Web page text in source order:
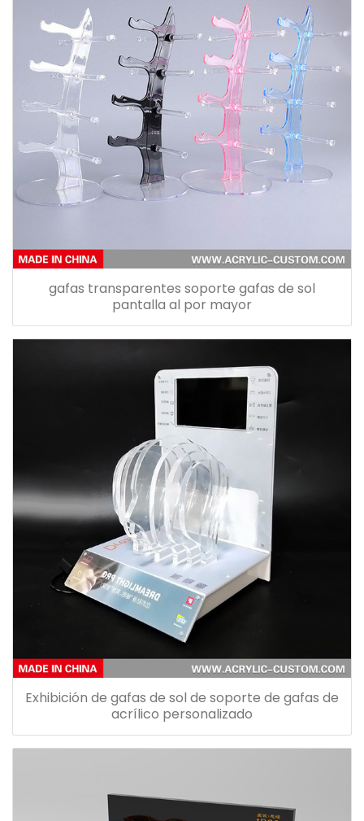
gafas transparentes soporte gafas de sol
pantalla al por mayor
Exhibición de gafas de sol de soporte de gafas de
acrílico personalizado